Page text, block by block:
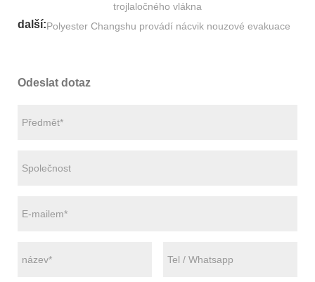
trojlaločného vlákna
další:Polyester Changshu provádí nácvik nouzové evakuace
Odeslat dotaz